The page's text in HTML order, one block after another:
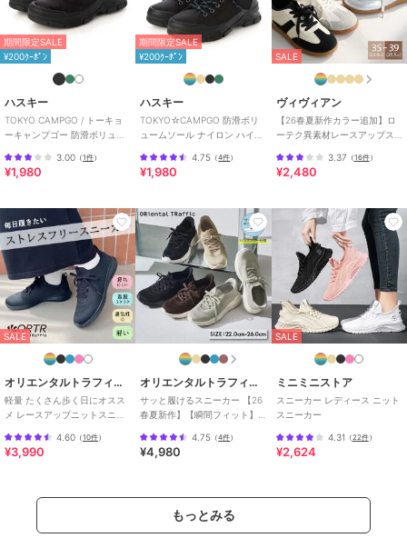
期間限定SALE
¥200ｸｰﾎﾟﾝ
ハスキー
TOKYO CAMPGO / トーキョ
ーキャンプゴー 防滑ボリュー
カー
3.00 （1件）
¥1,980
期間限定SALE
¥200ｸｰﾎﾟﾝ
ハスキー
TOKYO☆CAMPGO 防滑ボリ
ュームソール ナイロン ハイカ
4.75 （4件）
¥1,980
SALE
ヴィヴィアン
【26春夏新作カラー追加】ロ
ーテク異素材レースアップス
3.37 （16件）
¥2,480
SALE
オリエンタルトラフィック
軽量 たくさん歩く日にオスス
メ レースアップニットスニー
4.60 （10件）
¥3,990
オリエンタルトラフィック
サッと履けるスニーカー 【26
春夏新作】【瞬間フィット】
ー/OT3789
4.75 （4件）
¥4,980
SALE
ミニミニストア
スニーカー レディース ニット
スニーカー
4.31 （22件）
¥2,624
もっとみる